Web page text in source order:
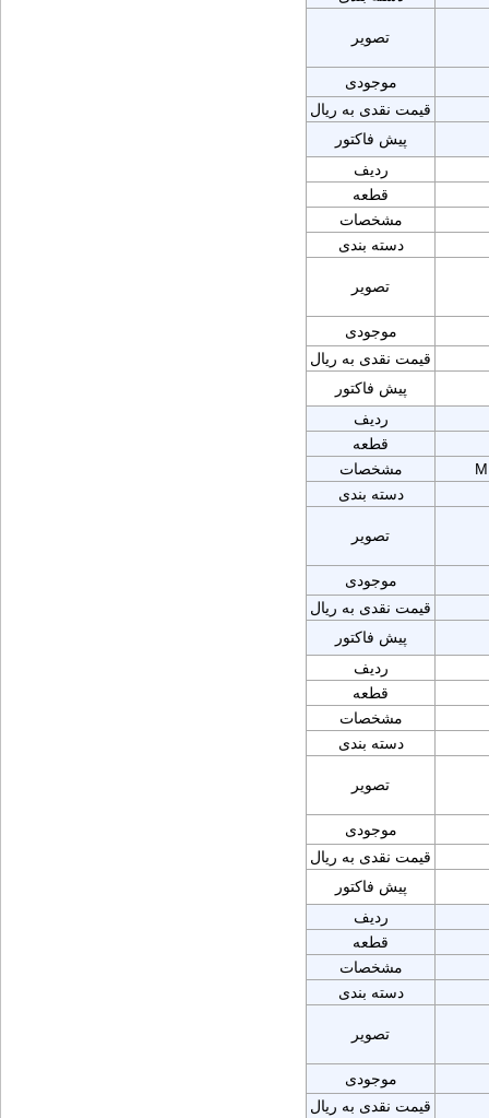
تصویر
موجودی
قیمت نقدی به ریال
پیش فاکتور
ردیف
قطعه
مشخصات
دسته بندی
تصویر
موجودی
قیمت نقدی به ریال
پیش فاکتور
ردیف
قطعه
مشخصات
دسته بندی
تصویر
موجودی
قیمت نقدی به ریال
پیش فاکتور
ردیف
قطعه
مشخصات
دسته بندی
تصویر
موجودی
قیمت نقدی به ریال
پیش فاکتور
ردیف
قطعه
مشخصات
دسته بندی
تصویر
موجودی
قیمت نقدی به ریال